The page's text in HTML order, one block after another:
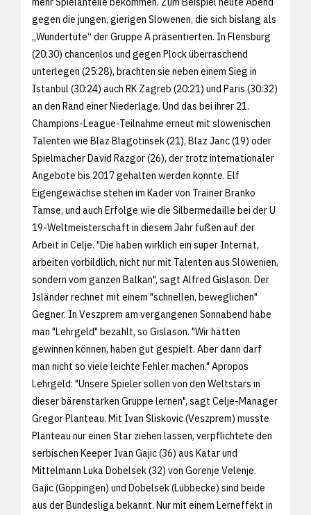
gegen die jungen, gierigen Slowenen, die sich bislang als
„Wundertüte“ der Gruppe A präsentierten. In Flensburg
(20:30) chancenlos und gegen Plock überraschend
unterlegen (25:28), brachten sie neben einem Sieg in
Istanbul (30:24) auch RK Zagreb (20:21) und Paris (30:32)
an den Rand einer Niederlage. Und das bei ihrer 21.
Champions-League-Teilnahme erneut mit slowenischen
Talenten wie Blaz Blagotinsek (21), Blaz Janc (19) oder
Spielmacher David Razgor (26), der trotz internationaler
Angebote bis 2017 gehalten werden konnte. Elf
Eigengewächse stehen im Kader von Trainer Branko
Tamse, und auch Erfolge wie die Silbermedaille bei der U
19-Weltmeisterschaft in diesem Jahr fußen auf der
Arbeit in Celje. "Die haben wirklich ein super Internat,
arbeiten vorbildlich, nicht nur mit Talenten aus Slowenien,
sondern vom ganzen Balkan", sagt Alfred Gislason. Der
Isländer rechnet mit einem "schnellen, beweglichen"
Gegner. In Veszprem am vergangenen Sonnabend habe
man "Lehrgeld" bezahlt, so Gislason. "Wir hätten
gewinnen können, haben gut gespielt. Aber dann darf
man nicht so viele leichte Fehler machen." Apropos
Lehrgeld: "Unsere Spieler sollen von den Weltstars in
dieser bärenstarken Gruppe lernen", sagt Celje-Manager
Gregor Planteau. Mit Ivan Sliskovic (Veszprem) musste
Planteau nur einen Star ziehen lassen, verpflichtete den
serbischen Keeper Ivan Gajic (36) aus Katar und
Mittelmann Luka Dobelsek (32) von Gorenje Velenje.
Gajic (Göppingen) und Dobelsek (Lübbecke) sind beide
aus der Bundesliga bekannt. Nur mit einem Lerneffekt in